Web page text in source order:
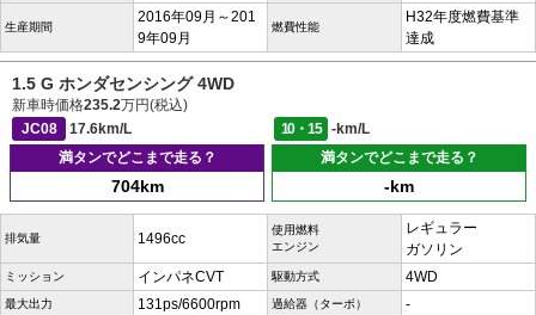
生産期間
2016年09月～201
9年09月
燃費性能
H32年度燃費基準
達成
1.5 G ホンダセンシング 4WD
新車時価格235.2万円(税込)
JC08
17.6km/L 10・15
-km/L
満タンでどこまで走る？
704km
満タンでどこまで走る？
-km
排気量 1496cc
使用燃料
エンジン
レギュラー
ガソリン
ミッション インパネCVT 駆動方式 4WD
最大出力 131ps/6600rpm 過給器（ターボ） -